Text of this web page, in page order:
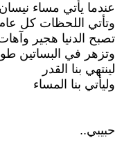
عندما يأتي مساء نيسان
وتأتي اللحظات كل
تصبح الدنيا هجير
وتزهر في البساتين
لينتهي بنا القدر
وليأتي بنا المساء
حبيبي..